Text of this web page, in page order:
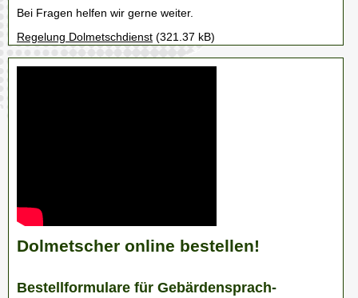
Bei Fragen helfen wir gerne weiter.
Regelung Dolmetschdienst (321.37 kB)
Dolmetscher online bestellen!
Bestellformulare für Gebärdensprach-